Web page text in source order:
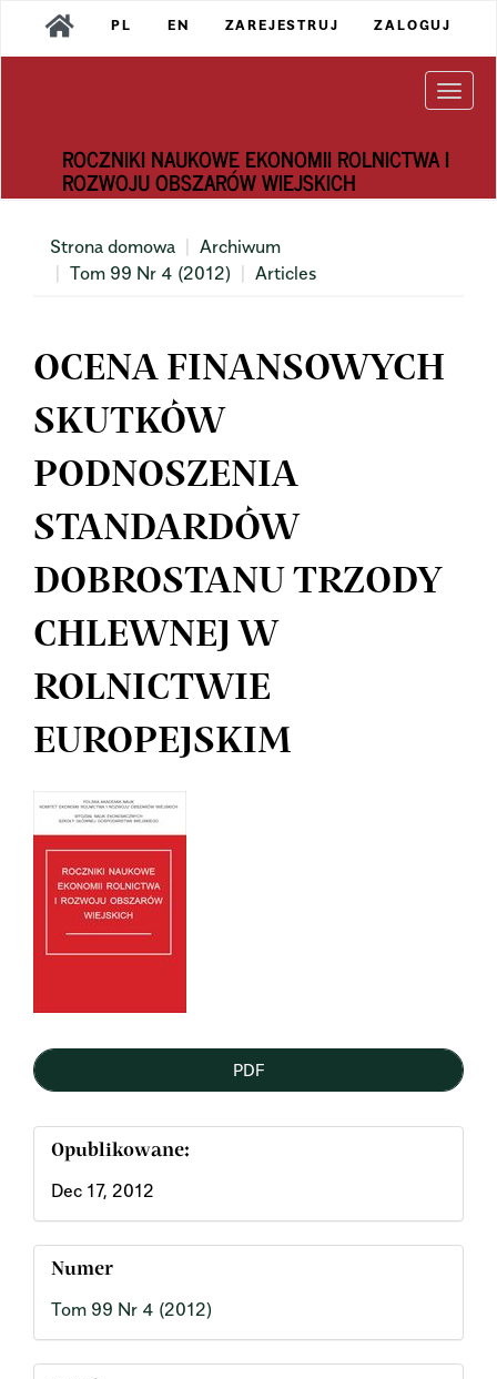
Main
Navigation
PL EN ZAREJESTRUJ ZALOGUJ
ROCZNIKI NAUKOWE EKONOMII ROLNICTWA I
ROZWOJU OBSZARÓW WIEJSKICH
Strona domowa
Archiwum
Tom 99 Nr 4 (2012)
Articles
OCENA FINANSOWYCH
SKUTKÓW
PODNOSZENIA
STANDARDÓW
DOBROSTANU TRZODY
CHLEWNEJ W
ROLNICTWIE
EUROPEJSKIM
Article
Sidebar
PDF
Opublikowane:
Dec 17, 2012
Numer
Tom 99 Nr 4 (2012)